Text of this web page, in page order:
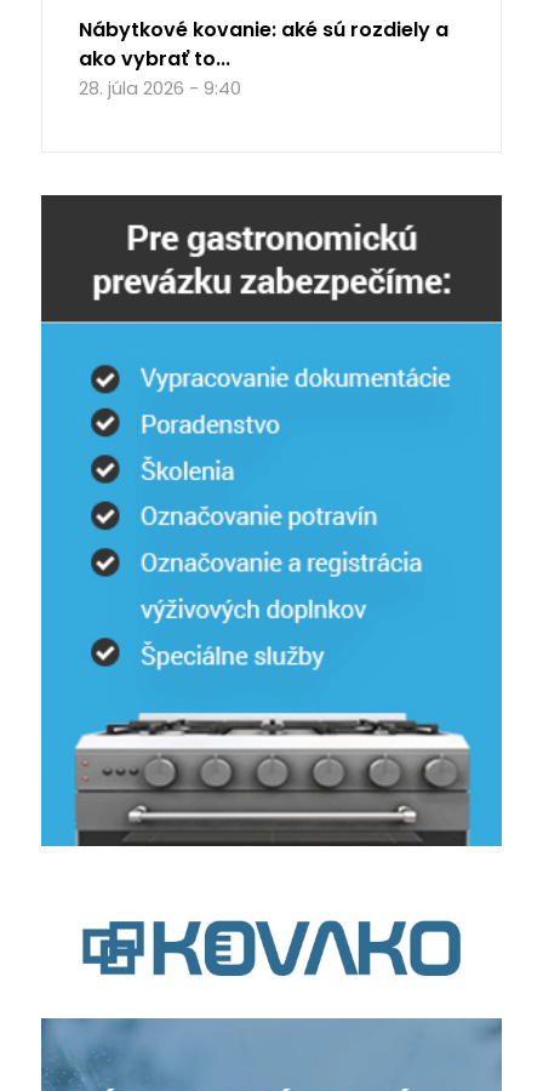
Nábytkové kovanie: aké sú rozdiely a
ako vybrať to...
28. júla 2026 - 9:40